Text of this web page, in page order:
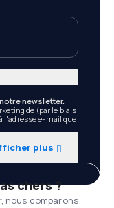
newsletter.
de (par le biais
l'adresse e-mail que
plus
chers ?
nous comparons